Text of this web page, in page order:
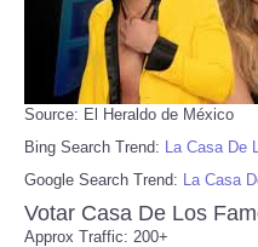
Source: El Heraldo de México
Bing Search Trend: La Casa De
Google Search Trend: La Casa
Votar Casa De Los
Approx Traffic: 200+